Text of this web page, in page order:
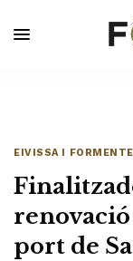
EIVISSA I
port de